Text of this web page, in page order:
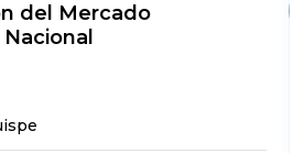
del Mercado